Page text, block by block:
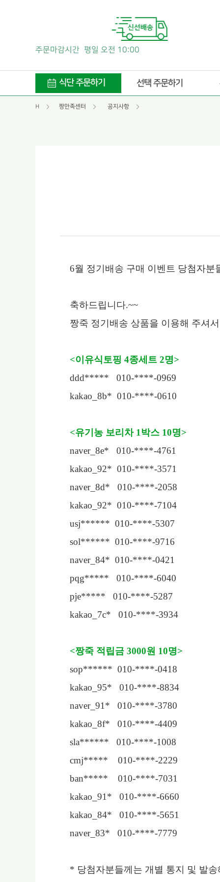
주문마감시간 평일 오전 10:00
식단 주문하기 선택 주문하기
H 짱만족센터 공지사항
6월 정기배송 구매 이벤트 당첨자분
축하드립니다.~~
짱죽 정기배송 상품을 이용해 주셔
<이유식토핑 4종세트 2명>
ddd***** 010-****-0969
kakao_8b* 010-****-0610
<유기농 보리차 1 박스 10명>
naver_8e* 010-****-4761
kakao_92* 010-****-3571
naver_8d* 010-****-2058
kakao_92* 010-****-7104
usj****** 010-****-5307
sol****** 010-****-9716
naver_84* 010-****-0421
pqg***** 010-****-6040
pje***** 010-****-5287
kakao_7c* 010-****-3934
<짱죽 적립금 3000원 10명>
sop****** 010-****-0418
kakao_95* 010-****-8834
naver_91* 010-****-3780
kakao_8f* 010-****-4409
sla****** 010-****-1008
cmj***** 010-****-2229
ban***** 010-****-7031
kakao_91* 010-****-6660
kakao_84* 010-****-5651
naver_83* 010-****-7779
* 당첨자분들께는 개별 통지 및 발